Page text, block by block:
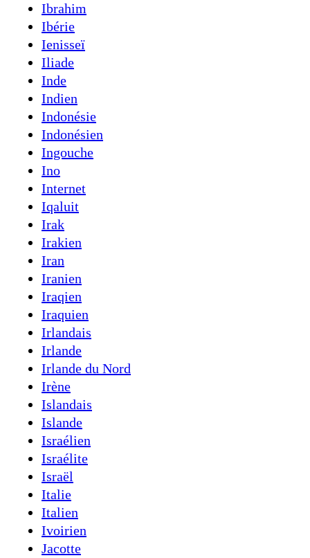
Ibrahim
Ibérie
Ienisseï
Iliade
Inde
Indien
Indonésie
Indonésien
Ingouche
Ino
Internet
Iqaluit
Irak
Irakien
Iran
Iranien
Iraqien
Iraquien
Irlandais
Irlande
Irlande du Nord
Irène
Islandais
Islande
Israélien
Israélite
Israël
Italie
Italien
Ivoirien
Jacotte